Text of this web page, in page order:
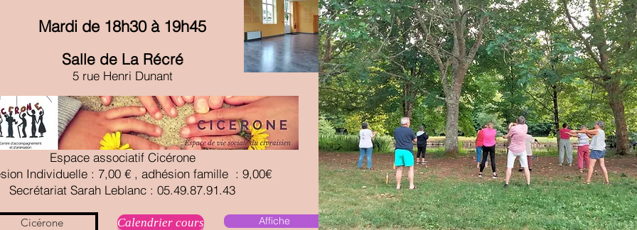
Mardi de 18h30 à 19h45
Salle de La Récré
5 rue Henri Dunant
Espace associatif Cicérone
Individuelle : 7,00 € , adhésion famille : 9,00€
Secrétariat Sarah Leblanc : 05.49.87.91.43
Cicérone Calendrier cours Affiche